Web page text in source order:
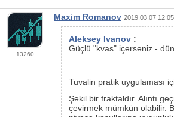
13260
Maxim Romanov 2019.03.07 12:05
Aleksey Ivanov :
Güçlü "kvas" içerseniz -
Tuvalin pratik uygulaması
Şekil bir fraktaldır. Alıntı
çevirmek mümkün olabilir.